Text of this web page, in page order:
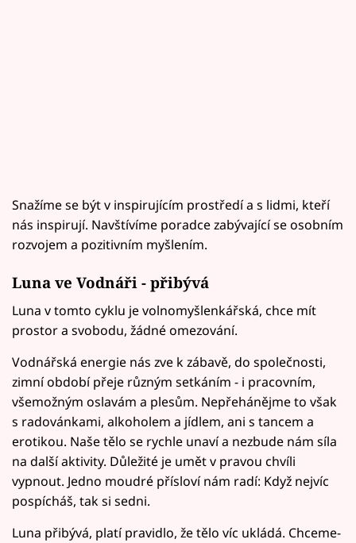
Snažíme se být v inspirujícím prostředí a s lidmi, kteří
nás inspirují. Navštívíme poradce zabývající se osobním
rozvojem a pozitivním myšlením.
Luna ve Vodnáři - přibývá
Luna v tomto cyklu je volnomyšlenkářská, chce mít
prostor a svobodu, žádné omezování.
Vodnářská energie nás zve k zábavě, do společnosti,
zimní období přeje různým setkáním - i pracovním,
všemožným oslavám a plesům. Nepřehánějme to však
s radovánkami, alkoholem a jídlem, ani s tancem a
erotikou. Naše tělo se rychle unaví a nezbude nám síla
na další aktivity. Důležité je umět v pravou chvíli
vypnout. Jedno moudré přísloví nám radí: Když nejvíc
pospícháš, tak si sedni.
Luna přibývá, platí pravidlo, že tělo víc ukládá. Chceme-